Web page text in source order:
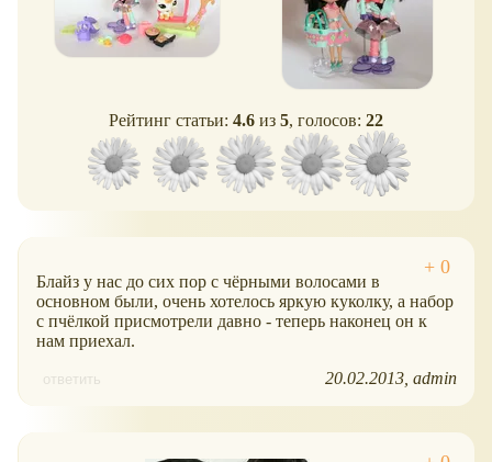
Рейтинг статьи: 4.6 из 5, голосов: 22
Блайз у нас до сих пор с чёрными волосами в
основном были, очень хотелось яркую куколку, а набор
с пчёлкой присмотрели давно - теперь наконец он к
нам приехал.
ответить 20.02.2013 admin